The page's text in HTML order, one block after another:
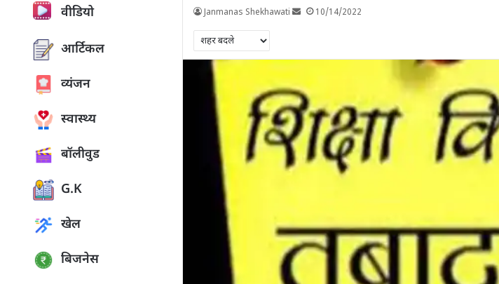
वीडियो
आर्टिकल
व्यंजन
स्वास्थ्य
बॉलीवुड
G.K
खेल
बिजनेस
Janmanas Shekhawati 10/14/2022